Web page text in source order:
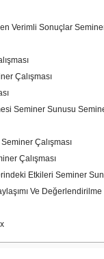
Verimli Sonuçlar
Çalışması
Seminer Sunusu
Çalışması
Çalışması
Etkileri Seminer
Ve Değerlendirilme